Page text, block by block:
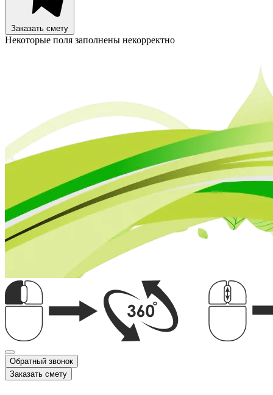
Заказать смету
Некоторые поля заполнены некорректно
Обратный звонок
Заказать смету